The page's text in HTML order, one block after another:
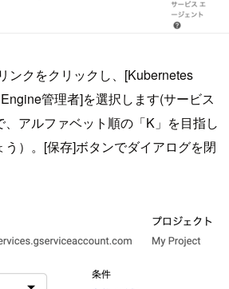
ンクをクリックし、[Kubernetes
管理者]を選択します(サービス
アルファベット順の「K」を目指し
）。[保存]ボタンでダイアログを閉